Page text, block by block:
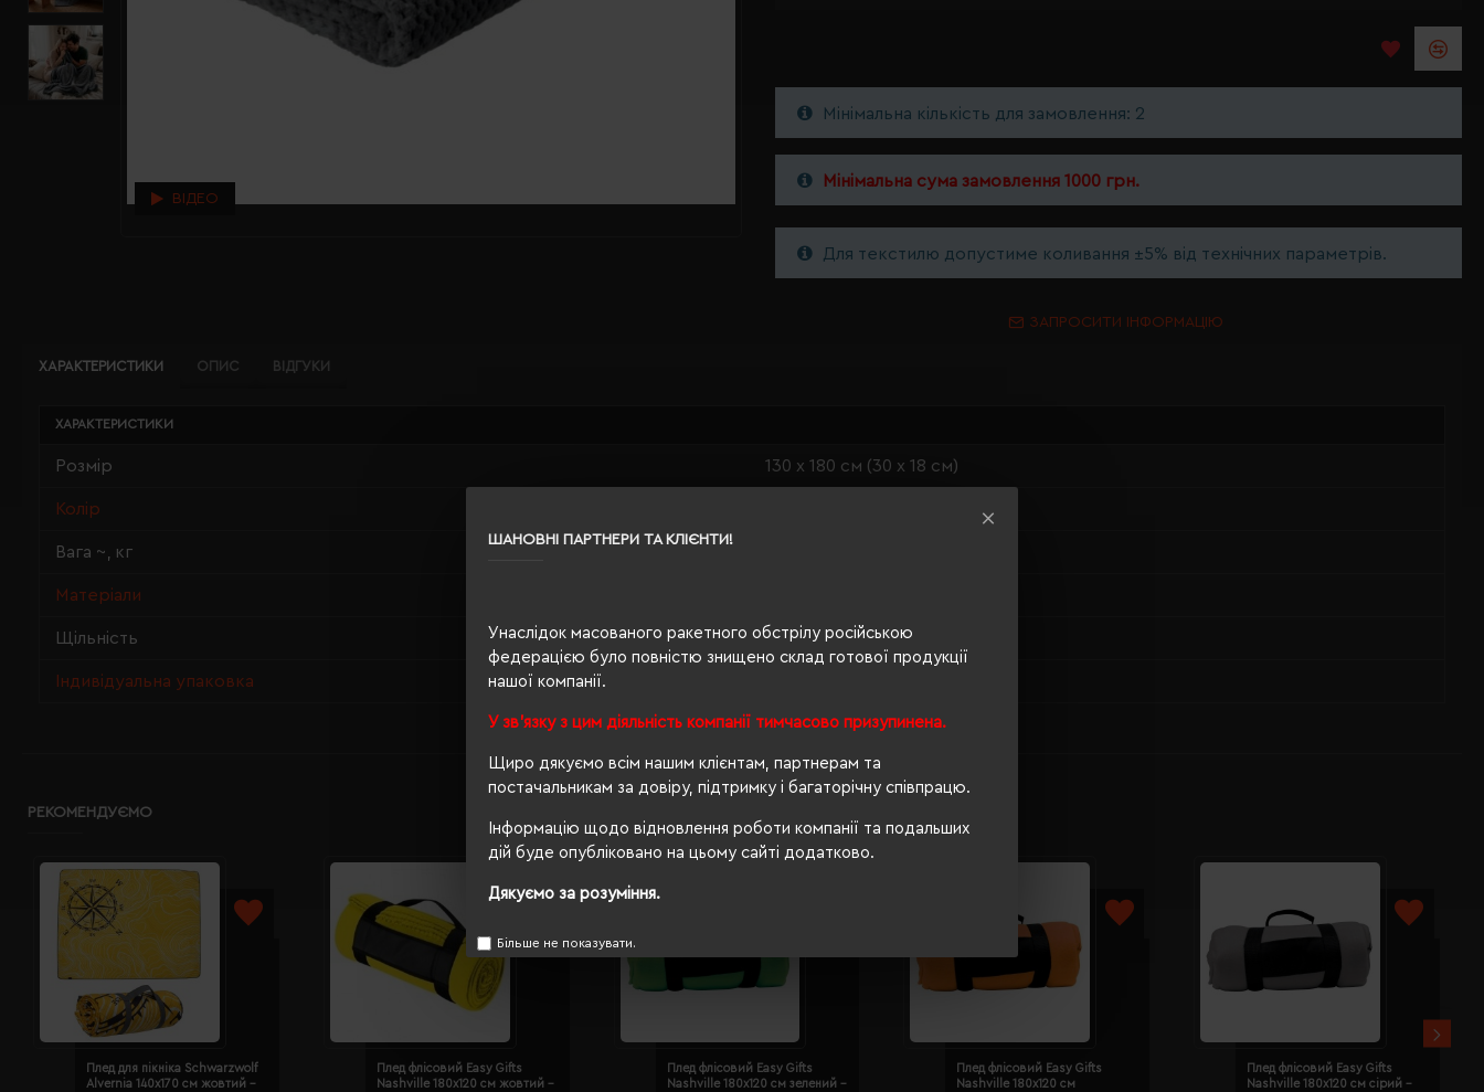
ШАНОВНІ ПАРТНЕРИ ТА КЛІЄНТИ!
Унаслідок масованого ракетного обстрілу російською
федерацією було повністю знищено склад готової продукції
нашої компанії.
У зв'язку з цим діяльність компанії тимчасово призупинена.
Щиро дякуємо всім нашим клієнтам, партнерам та
постачальникам за довіру, підтримку і багаторічну співпрацю.
Інформацію щодо відновлення роботи компанії та подальших
дій буде опубліковано на цьому сайті додатково.
Дякуємо за розуміння.
Більше не показувати.
ВІДЕО
Мінімальна кількість для замовлення: 2
Мінімальна сума замовлення 1000 грн.
Для текстилю допустиме коливання ±5% від технічних параметрів.
ЗАПРОСИТИ ІНФОРМАЦІЮ
ХАРАКТЕРИСТИКИ ОПИС ВІДГУКИ
ХАРАКТЕРИСТИКИ
Розмір 130 х 180 см (30 х 18 см)
Колір
Вага ~, кг
Матеріали
Щільність 300 г/м²
Індивідуальна упаковка
РЕКОМЕНДУЄМО
Плед для пікніка Schwarzwolf
Alvernia 140х170 см жовтий -
Плед флісовий Easy Gifts
Nashville 180х120 см жовтий -
Плед флісовий Easy Gifts
Nashville 180х120 см зелений -
Плед флісовий Easy Gifts
Nashville 180х120 см
Плед флісовий Easy Gifts
Nashville 180х120 см сірий -